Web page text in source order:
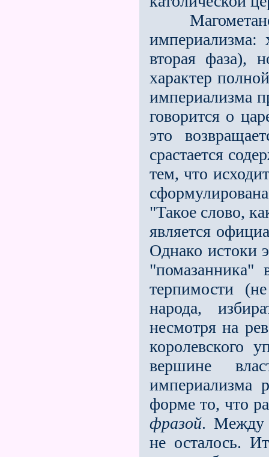
империализма:
вторая фаза),
характер
империализма
говорится о
это
срастается
тем, что
"Такое слово,
является
Однако истоки
"помазанника"
терпимости
народа,
несмотря на
королевского
вершине
империализма
форме то, что
фразой. Между
не осталось.